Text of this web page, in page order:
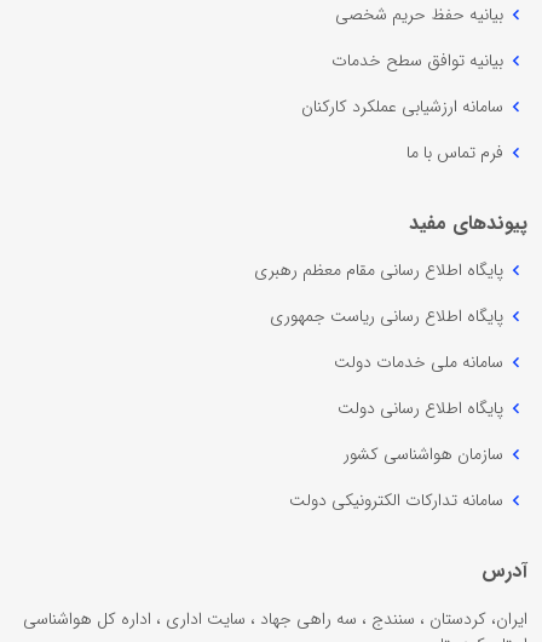
بیانیه حفظ حریم شخصی
بیانیه توافق سطح خدمات
سامانه ارزشیابی عملکرد کارکنان
فرم تماس با ما
پیوندهای مفید
پایگاه اطلاع رسانی مقام معظم رهبری
پایگاه اطلاع رسانی ریاست جمهوری
سامانه ملی خدمات دولت
پایگاه اطلاع رسانی دولت
سازمان هواشناسی کشور
سامانه تدارکات الکترونیکی دولت
آدرس
ایران، کردستان ، سنندج ، سه راهی جهاد ، سایت اداری ، اداره کل هواشناسی